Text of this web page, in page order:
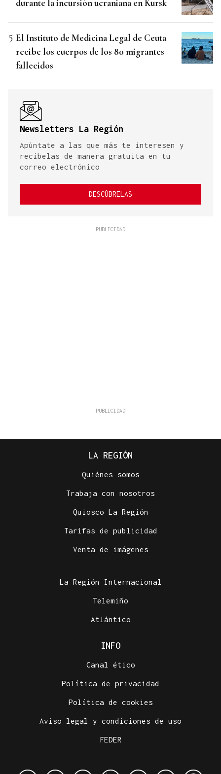
durante la incursión ucraniana en Kursk
El Instituto de Medicina Legal de Ceuta
recibe los cuerpos de los 80 migrantes
fallecidos
Newsletters La Región
Apúntate a las que más te interesen y
recíbelas de manera gratuita en tu
correo electrónico
DESCÚBRELAS
LA REGIÓN
Quiénes somos
Trabaja con nosotros
Quiosco La Región
Tarifas de publicidad
Venta de imágenes
La Región Internacional
Telemiño
Atlántico
INFO
Canal ético
Política de privacidad
Política de cookies
Aviso legal y condiciones de uso
FEDER